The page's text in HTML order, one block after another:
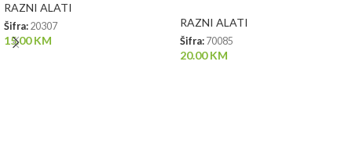
RAZNI ALATI
Šifra: 20307
15.00KM
RAZNI ALATI
Šifra: 70085
20.00KM